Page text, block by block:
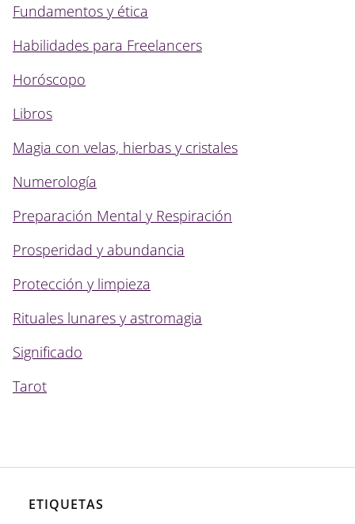
Fundamentos y ética
Habilidades para Freelancers
Horóscopo
Libros
Magia con velas, hierbas y cristales
Numerología
Preparación Mental y Respiración
Prosperidad y abundancia
Protección y limpieza
Rituales lunares y astromagia
Significado
Tarot
ETIQUETAS